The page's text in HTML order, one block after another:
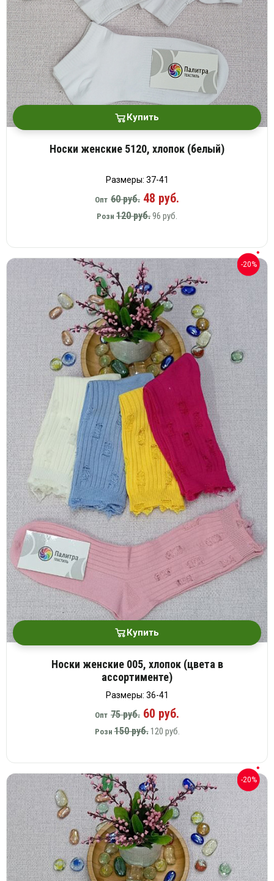
Купить
Носки женские 5120, хлопок (белый)
Размеры: 37-41
Опт 60 руб. 48 руб.
Розн 120 руб.96 руб.
-20%
Купить
Носки женские 005, хлопок (цвета в
ассортименте)
Размеры: 36-41
Опт 75 руб. 60 руб.
Розн 150 руб.120 руб.
-20%